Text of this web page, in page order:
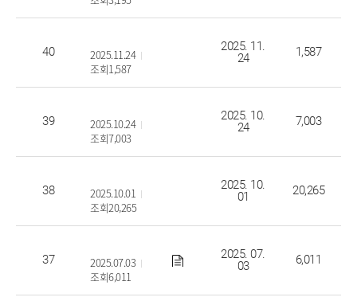
40
2025.11.24
조회1,587
2025. 11.
24
1,587
39
2025.10.24
조회7,003
2025. 10.
24
7,003
38
2025.10.01
조회20,265
2025. 10.
01
20,265
37
2025.07.03
조회6,011
2025. 07.
03
6,011